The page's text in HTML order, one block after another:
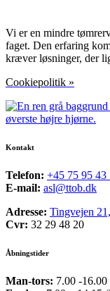
Vi er en mindre
faget. Den erfaring
kræver løsninger, der
Cookiepolitik »
Kontakt
Telefon: +45 75 95 43
E-mail: asl@ttob.dk
Adresse: Tingvejen
Cvr: 32 29 48 20
Åbningstider
Man-tors: 7.00 -16.00